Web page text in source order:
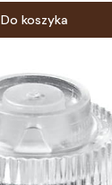
Do koszyka